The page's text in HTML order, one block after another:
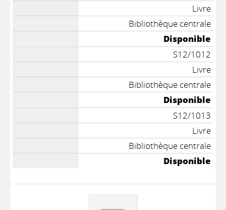
Livre
Bibliothèque centrale
Disponible
S12/1012
Livre
Bibliothèque centrale
Disponible
S12/1013
Livre
Bibliothèque centrale
Disponible